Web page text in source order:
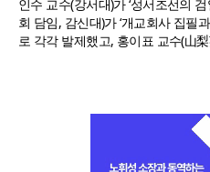
인수 교수(강서대)가 ‘성서조선의
회 담임, 감신대)가 ‘개교회사 집필
로 각각 발제했고, 홍이표 교수(山